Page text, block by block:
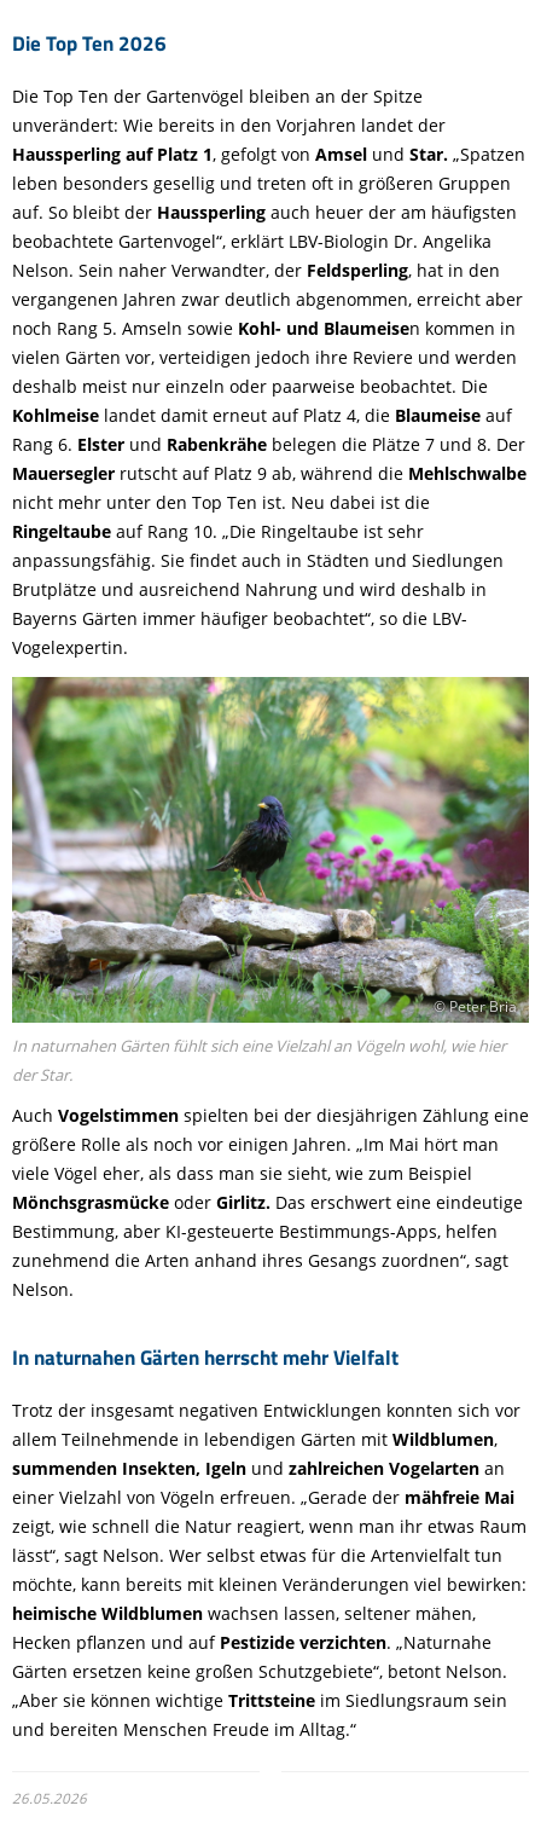
Die Top Ten 2026
Die Top Ten der Gartenvögel bleiben an der Spitze
unverändert: Wie bereits in den Vorjahren landet der
Haussperling auf Platz 1, gefolgt von Amsel und Star. „Spatzen
leben besonders gesellig und treten oft in größeren Gruppen
auf. So bleibt der Haussperling auch heuer der am häufigsten
beobachtete Gartenvogel“, erklärt LBV-Biologin Dr. Angelika
Nelson. Sein naher Verwandter, der Feldsperling, hat in den
vergangenen Jahren zwar deutlich abgenommen, erreicht aber
noch Rang 5. Amseln sowie Kohl- und Blaumeisen kommen in
vielen Gärten vor, verteidigen jedoch ihre Reviere und werden
deshalb meist nur einzeln oder paarweise beobachtet. Die
Kohlmeise landet damit erneut auf Platz 4, die Blaumeise auf
Rang 6. Elster und Rabenkrähe belegen die Plätze 7 und 8. Der
Mauersegler rutscht auf Platz 9 ab, während die Mehlschwalbe
nicht mehr unter den Top Ten ist. Neu dabei ist die
Ringeltaube auf Rang 10. „Die Ringeltaube ist sehr
anpassungsfähig. Sie findet auch in Städten und Siedlungen
Brutplätze und ausreichend Nahrung und wird deshalb in
Bayerns Gärten immer häufiger beobachtet“, so die LBV-
Vogelexpertin.
© Peter Bria
In naturnahen Gärten fühlt sich eine Vielzahl an Vögeln wohl, wie hier
der Star.
Auch Vogelstimmen spielten bei der diesjährigen Zählung eine
größere Rolle als noch vor einigen Jahren. „Im Mai hört man
viele Vögel eher, als dass man sie sieht, wie zum Beispiel
Mönchsgrasmücke oder Girlitz. Das erschwert eine eindeutige
Bestimmung, aber KI-gesteuerte Bestimmungs-Apps, helfen
zunehmend die Arten anhand ihres Gesangs zuordnen“, sagt
Nelson.
In naturnahen Gärten herrscht mehr Vielfalt
Trotz der insgesamt negativen Entwicklungen konnten sich vor
allem Teilnehmende in lebendigen Gärten mit Wildblumen,
summenden Insekten, Igeln und zahlreichen Vogelarten an
einer Vielzahl von Vögeln erfreuen. „Gerade der mähfreie Mai
zeigt, wie schnell die Natur reagiert, wenn man ihr etwas Raum
lässt“, sagt Nelson. Wer selbst etwas für die Artenvielfalt tun
möchte, kann bereits mit kleinen Veränderungen viel bewirken:
heimische Wildblumen wachsen lassen, seltener mähen,
Hecken pflanzen und auf Pestizide verzichten. „Naturnahe
Gärten ersetzen keine großen Schutzgebiete“, betont Nelson.
„Aber sie können wichtige Trittsteine im Siedlungsraum sein
und bereiten Menschen Freude im Alltag.“
26.05.2026